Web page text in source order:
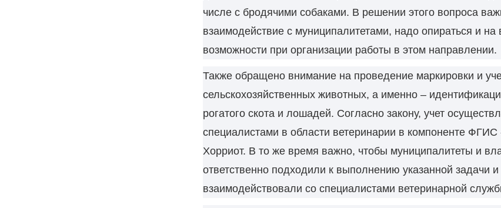
числе с бродячими собаками. В решении этого вопроса
взаимодействие с муниципалитетами, надо опираться и на
возможности при организации работы в этом направлении.
Также обращено внимание на проведение маркировки и
сельскохозяйственных животных, а именно –
рогатого скота и лошадей. Согласно закону, учет
специалистами в области ветеринарии в компоненте
Хорриот. В то же время важно, чтобы муниципалитеты и
ответственно подходили к выполнению указанной задачи
взаимодействовали со специалистами ветеринарной